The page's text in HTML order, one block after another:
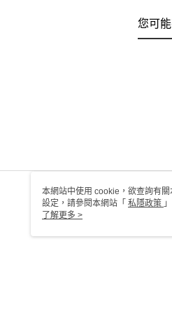
您可
本網站中使用 cookie，欲查詢有
設定，請參閱本網站「 私隱政策
用 cookie。
了解更多 >